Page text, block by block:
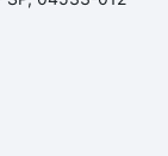
e
dos seus
com você